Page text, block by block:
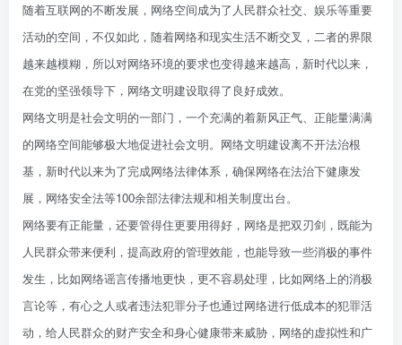
随着互联网的不断发展，网络空间成为了人民群众社交、娱乐等重要
活动的空间，不仅如此，随着网络和现实生活不断交叉，二者的界限
越来越模糊，所以对网络环境的要求也变得越来越高，新时代以来，
在党的坚强领导下，网络文明建设取得了良好成效。
网络文明是社会文明的一部门，一个充满的着新风正气、正能量满满
的网络空间能够极大地促进社会文明。网络文明建设离不开法治根
基，新时代以来为了完成网络法律体系，确保网络在法治下健康发
展，网络安全法等100余部法律法规和相关制度出台。
网络要有正能量，还要管得住更要用得好，网络是把双刃剑，既能为
人民群众带来便利，提高政府的管理效能，也能导致一些消极的事件
发生，比如网络谣言传播地更快，更不容易处理，比如网络上的消极
言论等，有心之人或者违法犯罪分子也通过网络进行低成本的犯罪活
动，给人民群众的财产安全和身心健康带来威胁，网络的虚拟性和广